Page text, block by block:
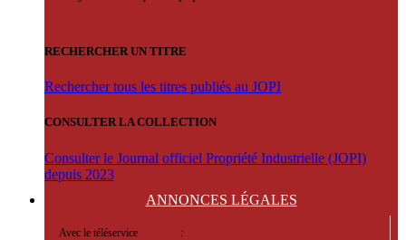
RECHERCHER UN TITRE
Rechercher tous les titres publiés au JOPI
CONSULTER LA COLLECTION
Consulter le Journal officiel Propriété Industrielle (JOPI)
depuis 2023
ANNONCES LÉGALES
Avec le téléservice :